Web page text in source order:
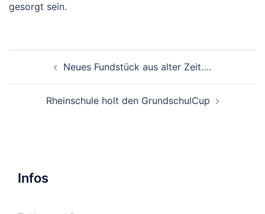
gesorgt sein.
Neues Fundstück aus alter Zeit….
Rheinschule holt den GrundschulCup
Infos